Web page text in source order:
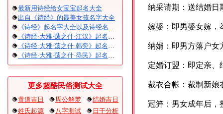
最新用诗经给女宝宝起名大全
出自《诗经》的最美女孩名字大全
《诗经》起名字大全以及诗经名句赏析
《诗经·大雅·荡之什·江汉》起名大全以及赏析
《诗经·大雅·荡之什·韩奕》起名大全以及赏析
《诗经·大雅·荡之什·烝民》起名大全以及赏析
更多超酷民俗测试大全
黄道吉日 周公解梦
结婚吉日
姓氏起源
八字测试
日干分析
纳采请期：送结婚日
嫁娶：即男娶女嫁，
纳婿：即男方落户女
定婚订盟：即定亲、
裁衣合帐：裁制新娘
冠笄：男女成年后，